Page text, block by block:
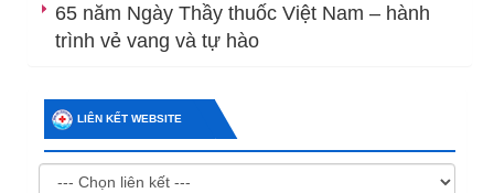
65 năm Ngày Thầy thuốc Việt Nam – hành
trình vẻ vang và tự hào
LIÊN KẾT WEBSITE